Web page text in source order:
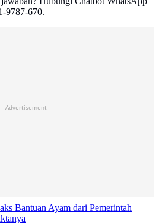
9787-670.
Advertisement
Bantuan Ayam dari Pemerintah